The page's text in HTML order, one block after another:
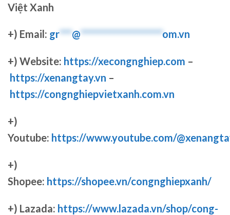
Việt Xanh
+) Email: gr***@********************om.vn
+) Website: https://xecongnghiep.com –
https://xenangtay.vn –
https://congnghiepvietxanh.com.vn
+)
Youtube: https://www.youtube.com/
+)
Shopee: https://shopee.vn/congnghiepxanh/
+) Lazada: https://www.lazada.vn/shop/cong-